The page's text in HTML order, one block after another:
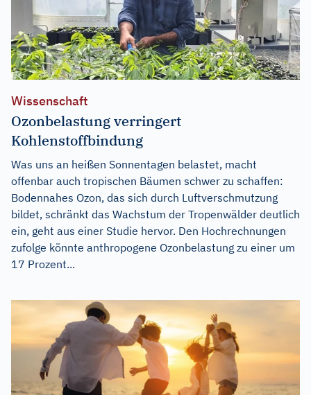
Wissenschaft
Ozonbelastung verringert
Kohlenstoffbindung
Was uns an heißen Sonnentagen belastet, macht
offenbar auch tropischen Bäumen schwer zu schaffen:
Bodennahes Ozon, das sich durch Luftverschmutzung
bildet, schränkt das Wachstum der Tropenwälder deutlich
ein, geht aus einer Studie hervor. Den Hochrechnungen
zufolge könnte anthropogene Ozonbelastung zu einer um
17 Prozent...